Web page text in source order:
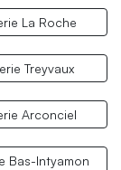
La Roche
Treyvaux
Arconciel
Bas-Intyamon